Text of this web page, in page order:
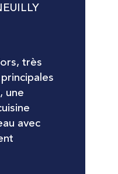
très
une
avec